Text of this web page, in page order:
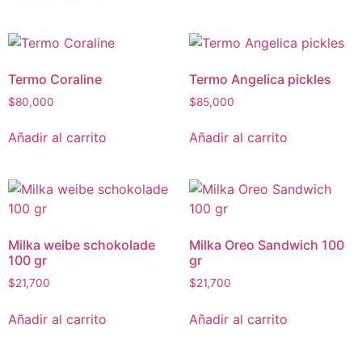
Termo Coraline
$80,000
Añadir al carrito
Termo Angelica pickles
$85,000
Añadir al carrito
Milka weibe schokolade
100 gr
$21,700
Añadir al carrito
Milka Oreo Sandwich 100
gr
$21,700
Añadir al carrito